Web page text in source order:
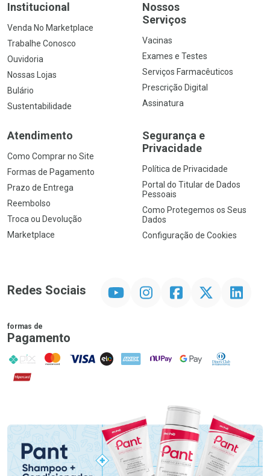
Institucional
Venda No Marketplace
Trabalhe Conosco
Ouvidoria
Nossas Lojas
Bulário
Sustentabilidade
Nossos
Serviços
Vacinas
Exames e Testes
Serviços Farmacêuticos
Prescrição Digital
Assinatura
Atendimento
Como Comprar no Site
Formas de Pagamento
Prazo de Entrega
Reembolso
Troca ou Devolução
Marketplace
Segurança e
Privacidade
Política de Privacidade
Portal do Titular de Dados
Pessoais
Como Protegemos os Seus
Dados
Configuração de Cookies
Redes Sociais InstagramFacebookTwitter Linkedin
formas de
Pagamento
PIX MasterCard
VISA ELO AMEX NuPay Google PayDiners Club
Hipercard
Promoção em Destaque